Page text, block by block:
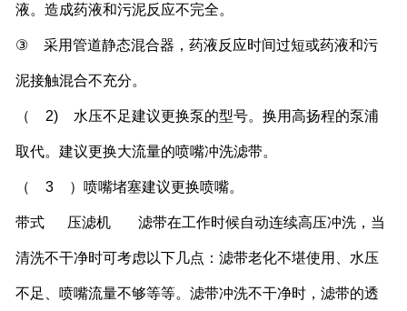
液。造成药液和污泥反应不完全。
③ 采用管道静态混合器，药液反应时间过短或药液和污
泥接触混合不充分。
（ 2) 水压不足建议更换泵的型号。换用高扬程的泵浦
取代。建议更换大流量的喷嘴冲洗滤带。
（ 3 ）喷嘴堵塞建议更换喷嘴。
带式 压滤机 滤带在工作时候自动连续高压冲洗，当
清洗不干净时可考虑以下几点：滤带老化不堪使用、水压
不足、喷嘴流量不够等等。滤带冲洗不干净时，滤带的透